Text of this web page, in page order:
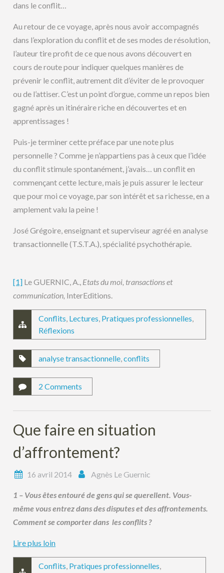
dans le conflit…
Au retour de ce voyage, après nous avoir accompagnés
dans l’exploration du conflit et de ses modes de résolution,
l’auteur tire profit de ce que nous avons découvert en
cours de route pour indiquer quelques manières de
prévenir le conflit, autrement dit d’éviter de le provoquer
ou de l’attiser. C’est un point d’orgue, comme un repos bien
gagné après un itinéraire riche en découvertes et en
apprentissages !
Puis-je terminer cette préface par une note plus
personnelle ? Comme je n’appartiens pas à ceux que l’idée
du conflit stimule spontanément, j’avais… un conflit en
commençant cette lecture, mais je puis assurer le lecteur
que pour moi ce voyage, par son intérêt et sa richesse, en a
amplement valu la peine !
José Grégoire, enseignant et superviseur agréé en analyse
transactionnelle (T.S.T.A.), spécialité psychothérapie.
[1] Le GUERNIC, A., Etats du moi, transactions et
communication, InterEditions.
Conflits, Lectures, Pratiques professionnelles,
Réflexions
analyse transactionnelle,conflits
2 Comments
Que faire en situation
d’affrontement?
16 avril 2014 Agnès Le Guernic
1 – Vous êtes entouré de gens qui se querellent. Vous-
même vous entrez dans des disputes et des affrontements.
Comment se comporter dans les conflits ?
Lire plus loin
Conflits, Pratiques professionnelles,